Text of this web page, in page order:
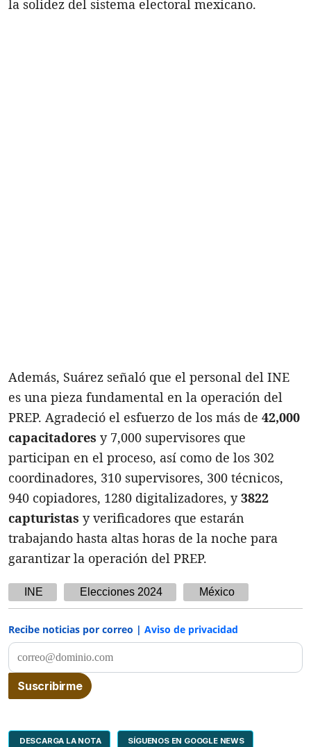
la solidez del sistema electoral mexicano.
Además, Suárez señaló que el personal del INE
es una pieza fundamental en la operación del
PREP. Agradeció el esfuerzo de los más de 42,000
capacitadores y 7,000 supervisores que
participan en el proceso, así como de los 302
coordinadores, 310 supervisores, 300 técnicos,
940 copiadores, 1280 digitalizadores, y3822
capturistas y verificadores que estarán
trabajando hasta altas horas de la noche para
garantizar la operación del PREP.
INE Elecciones 2024 México
Recibe noticias por correo | Aviso de privacidad
DESCARGA LA NOTA SÍGUENOS EN GOOGLE NEWS